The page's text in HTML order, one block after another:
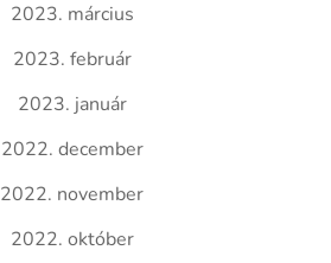
2023. március
2023. február
2023. január
2022. december
2022. november
2022. október